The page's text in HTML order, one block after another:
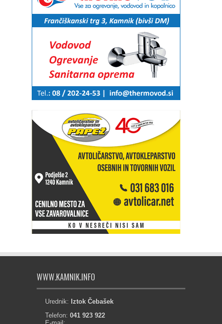
WWW.KAMNIK.INFO
Urednik: Iztok Čebašek
Telefon: 041 923 922